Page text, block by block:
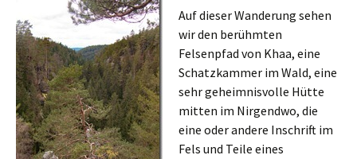
Auf dieser Wanderung sehen
wir den berühmten
Felsenpfad von Khaa, eine
Schatzkammer im Wald, eine
sehr geheimnisvolle Hütte
mitten im Nirgendwo, die
eine oder andere Inschrift im
Fels und Teile eines